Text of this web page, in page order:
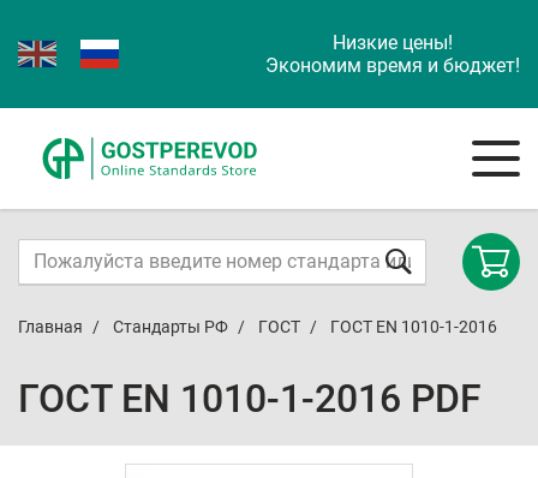
Низкие цены!
Экономим время и бюджет!
Главная Стандарты РФ ГОСТ ГОСТ EN 1010-1-2016
ГОСТ EN 1010-1-2016 PDF